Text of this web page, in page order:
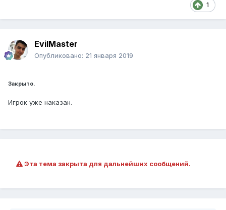
1
EvilMaster
Опубликовано: 21 января 2019
Закрыто.
Игрок уже наказан.
Эта тема закрыта для дальнейших сообщений.